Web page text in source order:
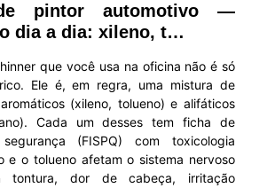
pintor automotivo —
dia a dia: xileno, t…
que você usa na oficina não é só
Ele é, em regra, uma mistura de
(xileno, tolueno) e alifáticos
Cada um desses tem ficha de
(FISPQ) com toxicologia
e o tolueno afetam o sistema nervoso
tontura, dor de cabeça, irritação